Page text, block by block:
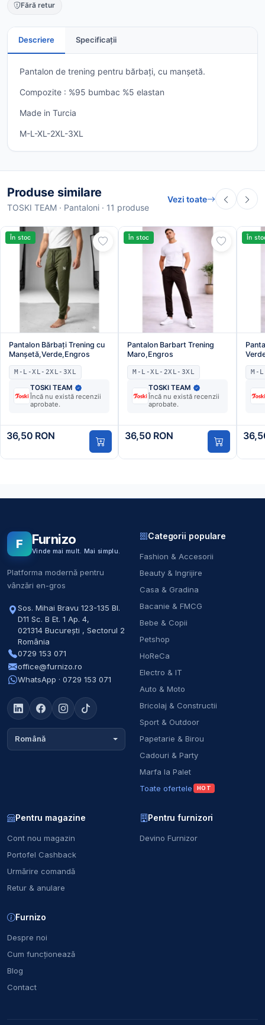
Fără retur
Descriere Specificații
Pantalon de trening pentru bărbați, cu manșetă.
Compozite : %95 bumbac %5 elastan
Made in Turcia
M-L-XL-2XL-3XL
Produse similare
TOSKI TEAM · Pantaloni · 11 produse
Vezi toate
În stoc
Pantalon Bărbați Trening cu
Manșetă,Verde,Engros
M-L-XL-2XL-3XL
TOSKI TEAM
Încă nu există recenzii
aprobate.
36,50 RON
În stoc
Pantalon Barbart Trening
Maro,Engros
M-L-XL-2XL-3XL
TOSKI TEAM
Încă nu există recenzii
aprobate.
36,50 RON
În
M-
F Furnizo
Vinde mai mult. Mai simplu.
Platforma modernă pentru
vânzări en-gros
Sos. Mihai Bravu 123-135 Bl.
D11 Sc. B Et. 1 Ap. 4,
021314 București , Sectorul 2
România
0729 153 071
office@furnizo.ro
WhatsApp · 0729 153 071
Română
Categorii populare
Fashion & Accesorii
Beauty & Ingrijire
Casa & Gradina
Bacanie & FMCG
Bebe & Copii
Petshop
HoReCa
Electro & IT
Auto & Moto
Bricolaj & Constructii
Sport & Outdoor
Papetarie & Birou
Cadouri & Party
Marfa la Palet
Toate ofertele
HOT
Pentru magazine
Cont nou magazin
Portofel Cashback
Urmărire comandă
Retur & anulare
Pentru furnizori
Devino Furnizor
Furnizo
Despre noi
Cum funcționează
Blog
Contact